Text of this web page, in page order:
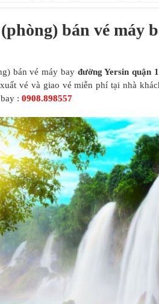
bán vé máy
bán vé máy bay đường Yersin quận 1
vé và giao vé miễn phí tại nhà
: 0908.898557